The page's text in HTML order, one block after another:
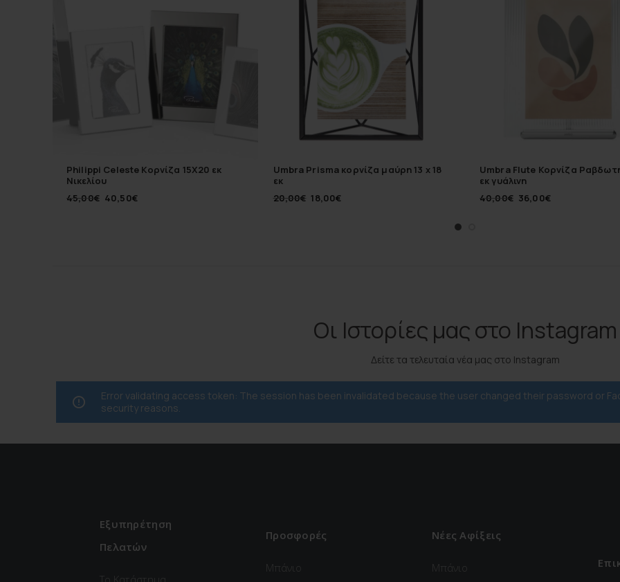
Philippi Celeste Κορνίζα 15Χ20 εκ
Νικελίου
45,00€ 40,50€
Umbra Prisma κορνίζα μαύρη 13 x 18
εκ
20,00€ 18,00€
Umbra Flute Κορνίζα
εκ γυάλινη
40,00€ 36,00€
Οι Ιστορίες μας στο Instagram
Δείτε τα τελευταία νέα μας στο Instagram
Error validating access token: The session has been invalidated because the user changed their password or
security reasons.
Εξυπηρέτηση
Πελατών
Το Κατάστημα
Προσφορές
Μπάνιο
Νέες Αφίξεις
Μπάνιο